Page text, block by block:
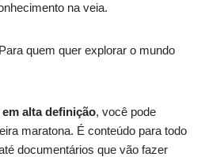
na veia.
quem quer explorar o mundo
em alta definição, você pode
maratona. É conteúdo para todo
documentários que vão fazer